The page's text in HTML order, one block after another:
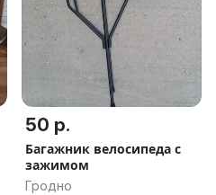
50 р.
Багажник велосипеда с
зажимом
Гродно